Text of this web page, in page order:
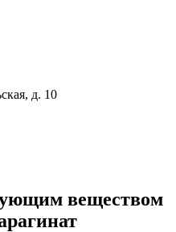
д. 10
веществом